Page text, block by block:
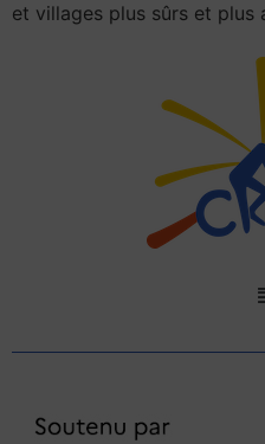
et villages plus sûrs et plus